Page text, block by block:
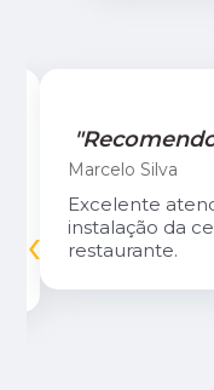
Marcelo Silva
Excelente
instalação da
restaurante.
‹